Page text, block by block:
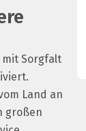
mit Sorgfalt
Land an
großen